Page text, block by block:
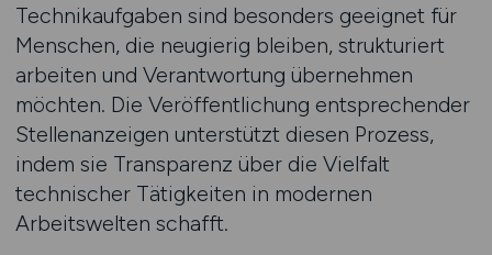
Technikaufgaben sind besonders geeignet für
Menschen, die neugierig bleiben, strukturiert
arbeiten und Verantwortung übernehmen
möchten. Die Veröffentlichung entsprechender
Stellenanzeigen unterstützt diesen Prozess,
indem sie Transparenz über die Vielfalt
technischer Tätigkeiten in modernen
Arbeitswelten schafft.